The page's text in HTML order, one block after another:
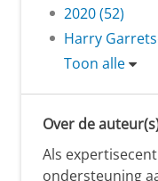
2020 (52)
Harry
Toon alle
Over de
Als
ondersteuning